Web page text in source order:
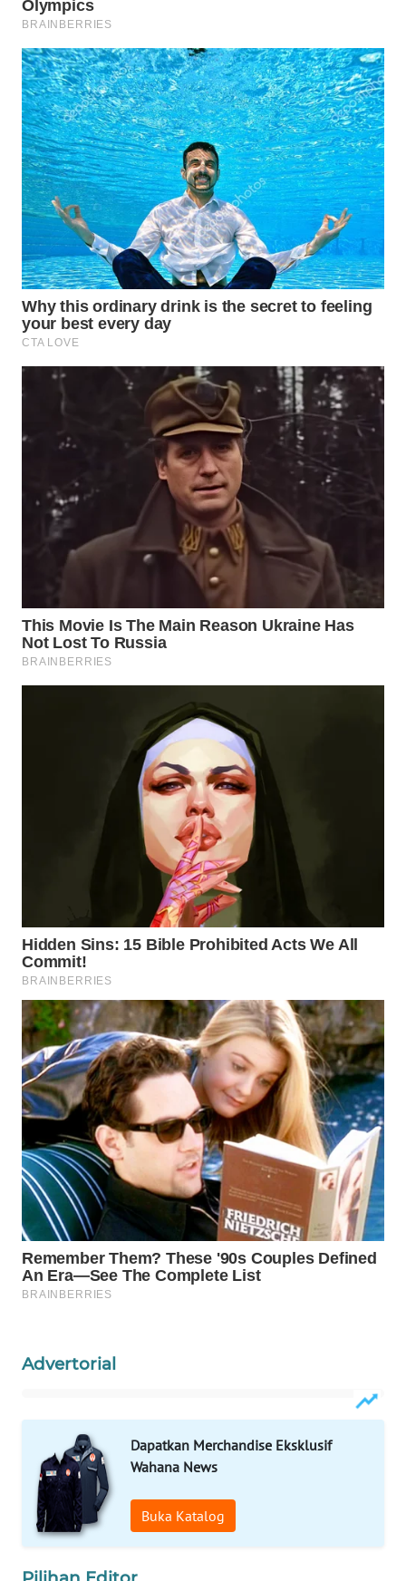
Advertorial
Dapatkan Merchandise Eksklusif
Wahana News
Buka Katalog
LISTRIK
WAHANA
TRAVEL
WAHANA
TV
WAHANANEWS
ID
WAHANANEWS
CO ID
WAHANANEWS
NET
WAHANA
SPORT
UMKM
WAHANA
SELEB
PERSONA
WAHANA
OTOMOTIF
Wahana
Network
KONSUMEN
LISTRIK
MASYARAKAT
KELISTRIKAN
WALINKI
ID
MAWAKA
ID
MARTABAT
WATCH
MKLI
LPKKI
LKKI